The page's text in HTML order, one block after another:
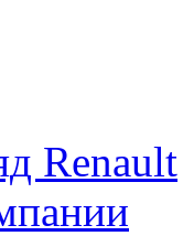
Renault